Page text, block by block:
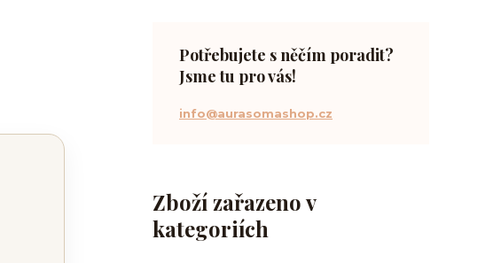
Zboží zařazeno v
kategoriích
Potřebujete s něčím poradit?
Jsme tu pro vás!
info@aurasomashop.cz